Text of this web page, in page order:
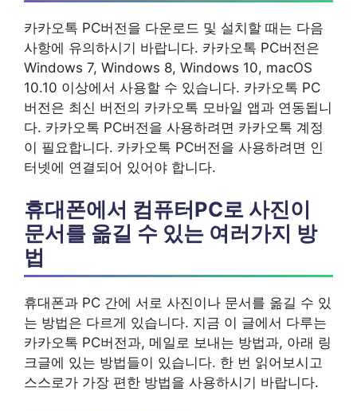
카카오톡 PC버전을 다운로드 및 설치할 때는 다음
사항에 유의하시기 바랍니다. 카카오톡 PC버전은
Windows 7, Windows 8, Windows 10, macOS
10.10 이상에서 사용할 수 있습니다. 카카오톡 PC
버전은 최신 버전의 카카오톡 모바일 앱과 연동됩니
다. 카카오톡 PC버전을 사용하려면 카카오톡 계정
이 필요합니다. 카카오톡 PC버전을 사용하려면 인
터넷에 연결되어 있어야 합니다.
휴대폰에서 컴퓨터PC로 사진이
문서를 옮길 수 있는 여러가지 방
법
휴대폰과 PC 간에 서로 사진이나 문서를 옮길 수 있
는 방법은 다르게 있습니다. 지금 이 글에서 다루는
카카오톡 PC버전과, 메일로 보내는 방법과, 아래 링
크글에 있는 방법들이 있습니다. 한 번 읽어보시고
스스로가 가장 편한 방법을 사용하시기 바랍니다.